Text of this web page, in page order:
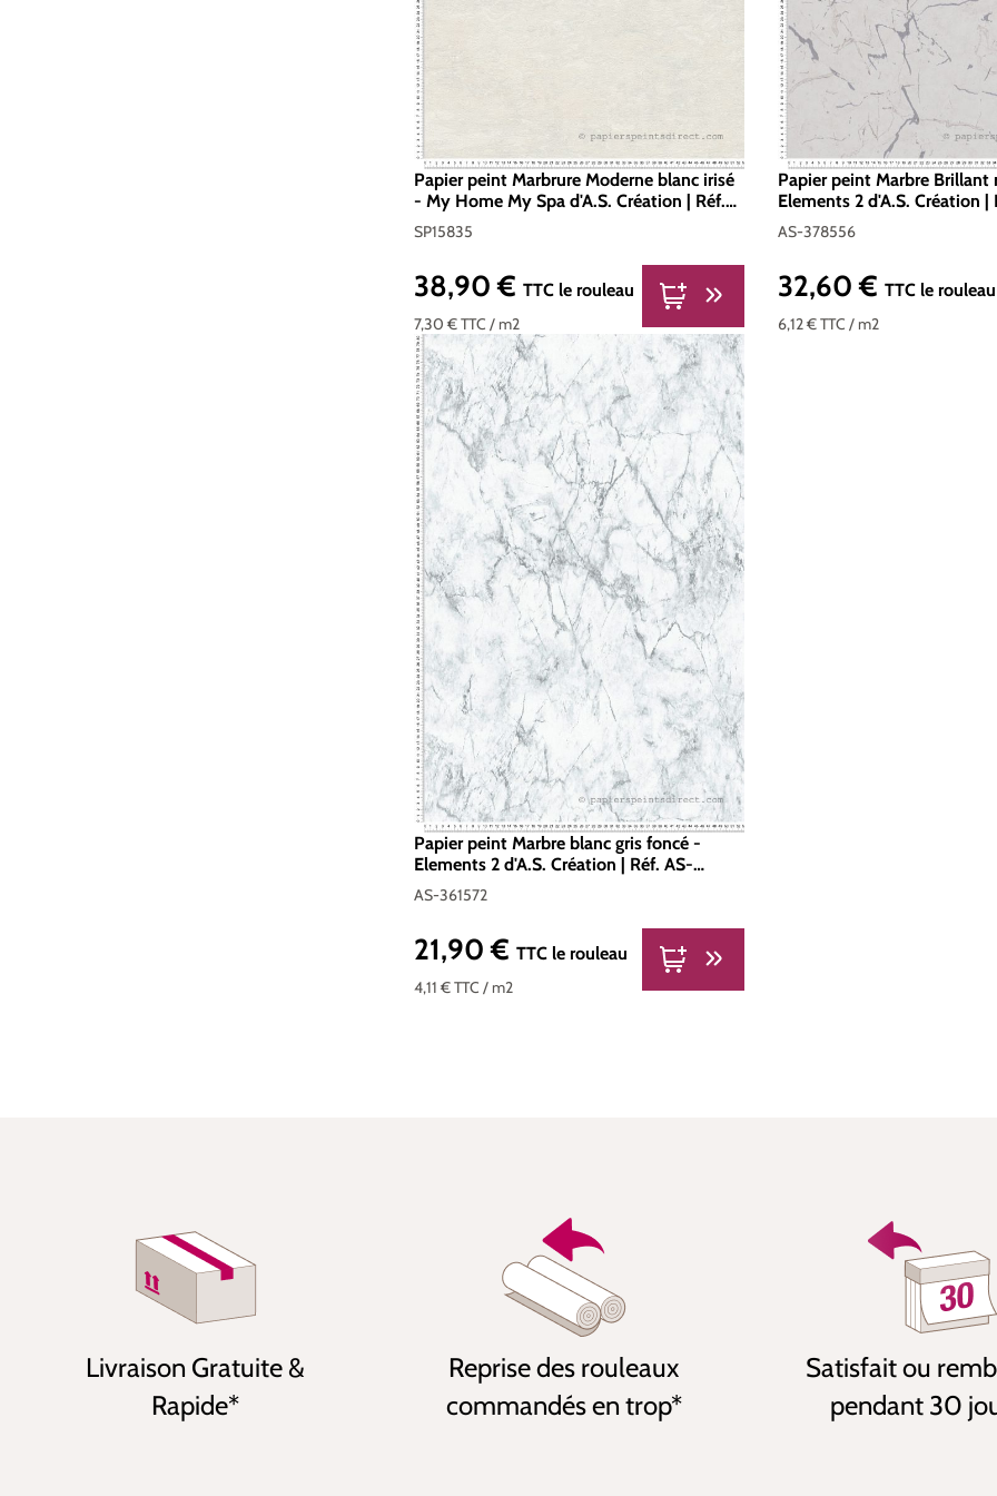
Papier peint Marbrure Moderne blanc irisé
- My Home My Spa d'A.S. Création | Réf.
SP15835
SP15835
7,30 €TTC / m2
Prix régulier :
38,90 € TTC le rouleau
Papier peint Marbre Brillant
Elements 2 d'A.S. Création |
378556
AS-378556
6,12 €TTC/ m2
Prix régulier :
32,60 €TTC le rouleau
Papier peint Marbre blanc gris foncé -
Elements 2 d'A.S. Création | Réf. AS-
361572
AS-361572
4,11 €TTC / m2
Prix régulier :
21,90 € TTC le rouleau
Livraison Gratuite &
Rapide*
Reprise des rouleaux
commandés en trop*
Satisfait ou
pendant 30